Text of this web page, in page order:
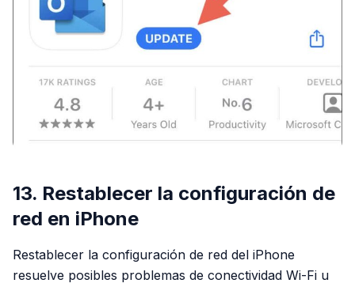
13. Restablecer la configuración de
red en iPhone
Restablecer la configuración de red del iPhone
resuelve posibles problemas de conectividad Wi-Fi u